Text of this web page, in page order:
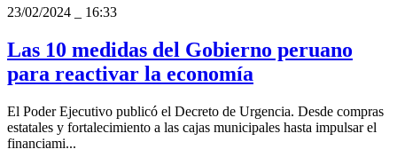
23/02/2024
16:33
Las 10 medidas del Gobierno peruano
para reactivar la economía
El Poder Ejecutivo publicó el Decreto de Urgencia. Desde compras
estatales y fortalecimiento a las cajas municipales hasta impulsar el
financiami...